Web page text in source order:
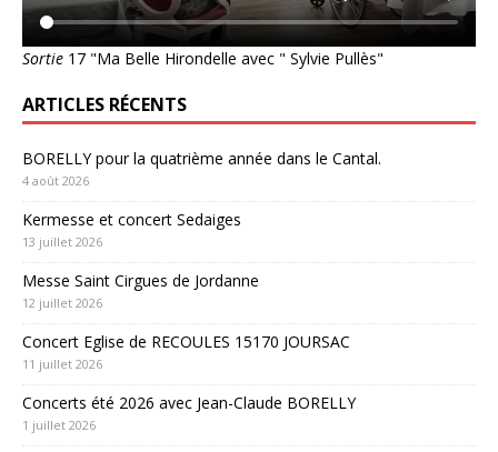
Sortie 17 "Ma Belle Hirondelle avec " Sylvie Pullès"
ARTICLES RÉCENTS
BORELLY pour la quatrième année dans le Cantal.
4 août 2026
Kermesse et concert Sedaiges
13 juillet 2026
Messe Saint Cirgues de Jordanne
12 juillet 2026
Concert Eglise de RECOULES 15170 JOURSAC
11 juillet 2026
Concerts été 2026 avec Jean-Claude BORELLY
1 juillet 2026